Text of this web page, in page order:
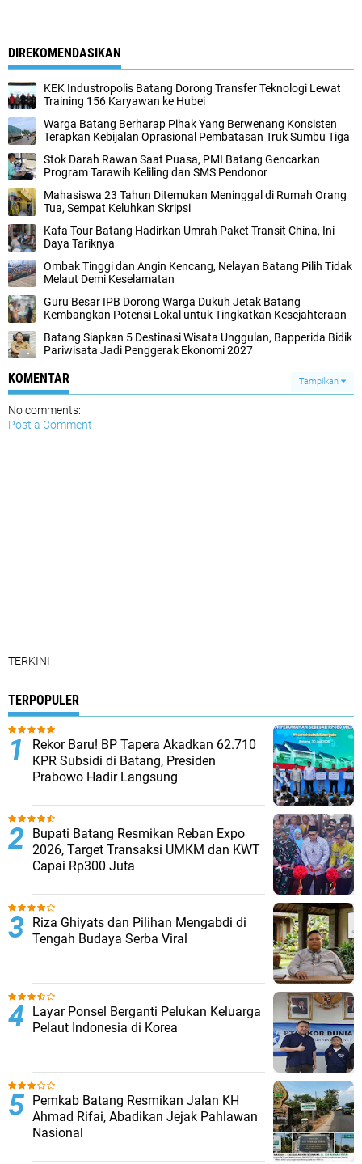
DIREKOMENDASIKAN
KEK Industropolis Batang Dorong Transfer Teknologi Lewat
Training 156 Karyawan ke Hubei
Warga Batang Berharap Pihak Yang Berwenang Konsisten
Terapkan Kebijalan Oprasional Pembatasan Truk Sumbu Tiga
Stok Darah Rawan Saat Puasa, PMI Batang Gencarkan
Program Tarawih Keliling dan SMS Pendonor
Mahasiswa 23 Tahun Ditemukan Meninggal di Rumah Orang
Tua, Sempat Keluhkan Skripsi
Kafa Tour Batang Hadirkan Umrah Paket Transit China, Ini
Daya Tariknya
Ombak Tinggi dan Angin Kencang, Nelayan Batang Pilih Tidak
Melaut Demi Keselamatan
Guru Besar IPB Dorong Warga Dukuh Jetak Batang
Kembangkan Potensi Lokal untuk Tingkatkan Kesejahteraan
Batang Siapkan 5 Destinasi Wisata Unggulan, Bapperida Bidik
Pariwisata Jadi Penggerak Ekonomi 2027
KOMENTAR Tampilkan
No comments:
Post a Comment
TERKINI
TERPOPULER
Rekor Baru! BP Tapera Akadkan 62.710
KPR Subsidi di Batang, Presiden
Prabowo Hadir Langsung
Bupati Batang Resmikan Reban Expo
2026, Target Transaksi UMKM dan KWT
Capai Rp300 Juta
Riza Ghiyats dan Pilihan Mengabdi di
Tengah Budaya Serba Viral
Layar Ponsel Berganti Pelukan Keluarga
Pelaut Indonesia di Korea
Pemkab Batang Resmikan Jalan KH
Ahmad Rifai, Abadikan Jejak Pahlawan
Nasional